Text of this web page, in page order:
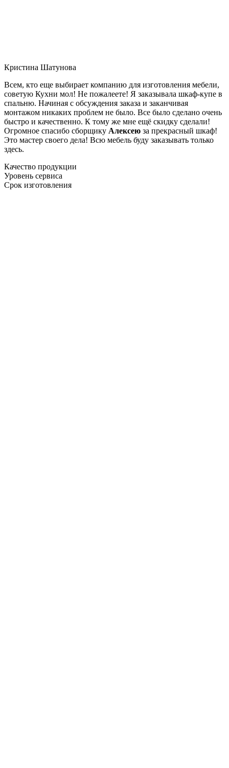
Кристина Шатунова
Всем, кто еще выбирает компанию для изготовления мебели,
советую Кухни мол! Не пожалеете! Я заказывала шкаф-купе в
спальню. Начиная с обсуждения заказа и заканчивая
монтажом никаких проблем не было. Все было сделано очень
быстро и качественно. К тому же мне ещё скидку сделали!
Огромное спасибо сборщику Алексею за прекрасный шкаф!
Это мастер своего дела! Всю мебель буду заказывать только
здесь.
Качество продукции
Уровень сервиса
Срок изготовления